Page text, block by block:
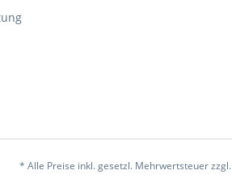
* Alle Preise inkl. gesetzl. Mehrwertsteuer zzgl.